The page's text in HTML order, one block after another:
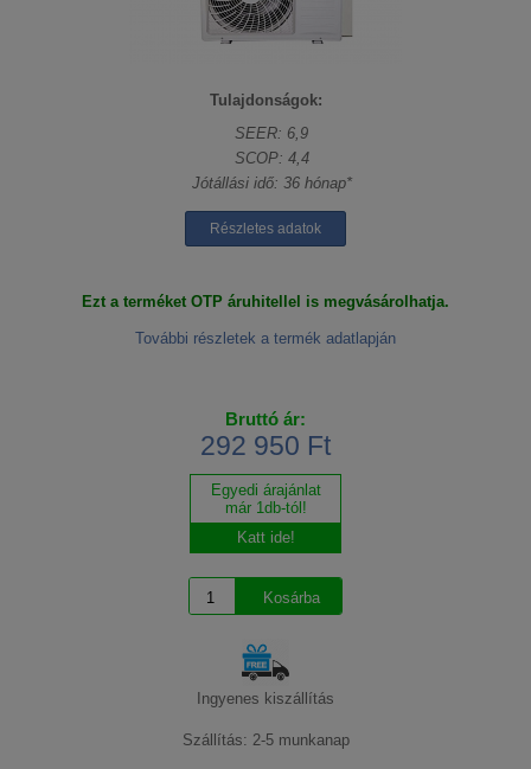
Tulajdonságok:
SEER: 6,9
SCOP: 4,4
Jótállási idő: 36 hónap*
Részletes adatok
Ezt a terméket OTP áruhitellel is megvásárolhatja.
További részletek a termék adatlapján
Bruttó ár:
292 950 Ft
Egyedi árajánlat
már 1db-tól!
Katt ide!
Ingyenes kiszállítás
Szállítás: 2-5 munkanap